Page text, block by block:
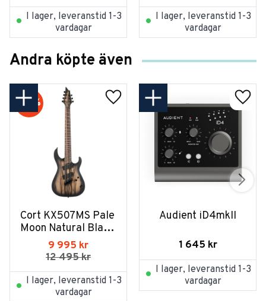
I lager, leveranstid 1-3
vardagar
I lager, leveranstid 1-3
vardagar
Andra köpte även
Cort KX507MS Pale
Moon Natural Black
Burst
9 995 kr
12 495kr
20 %
I lager, leveranstid 1-3
vardagar
Audient iD4mkII
1 645 kr
I lager, leveranstid 1-3
vardagar